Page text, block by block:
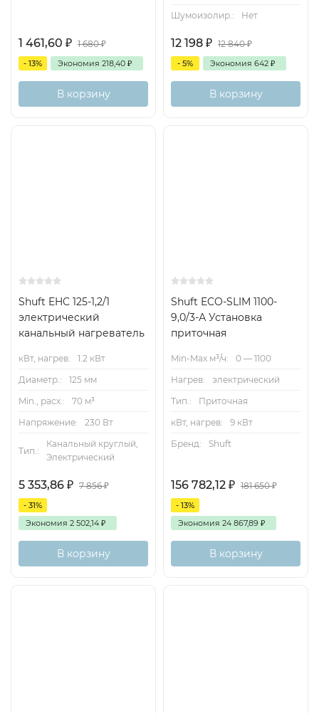
1 461,60 ₽ 1 680₽
- 13% Экономия 218,40 ₽
В корзину
Шумоизолир.:
Нет
12 198 ₽ 12 840₽
- 5% Экономия 642 ₽
В корзину
Shuft EHC 125-1,2/1
электрический
канальный нагреватель
кВт, нагрев:
1.2 кВт
Диаметр.:
125 мм
Min., расх.:
70 м³
Напряжение:
230 Вт
Тип.:
Канальный круглый,
Электрический
5 353,86 ₽ 7 856₽
- 31%
Экономия 2 502,14 ₽
В корзину
Shuft ECO-SLIM 1100-
9,0/3-А Установка
приточная
Min-Max м³/ч:
0 — 1100
Нагрев:
электрический
Тип.:
Приточная
кВт, нагрев:
9 кВт
Бренд:
Shuft
156 782,12 ₽ 181 650₽
- 13%
Экономия 24 867,89 ₽
В корзину